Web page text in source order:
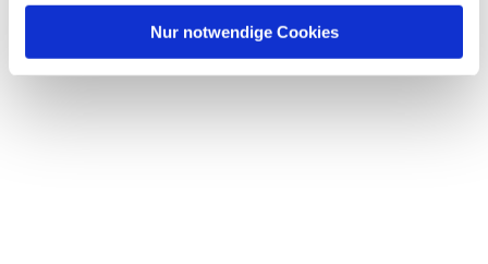
Nur notwendige Cookies